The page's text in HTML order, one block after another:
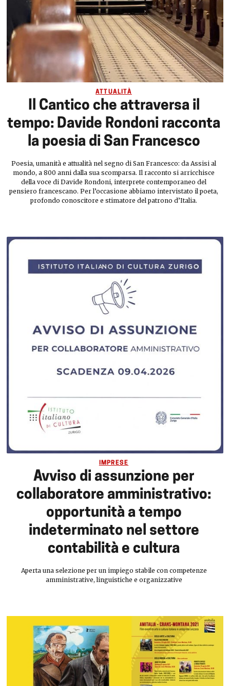
ATTUALITÀ
Il Cantico che attraversa il
tempo: Davide Rondoni racconta
la poesia di San Francesco
Poesia, umanità e attualità nel segno di San Francesco: da Assisi al
mondo, a 800 anni dalla sua scomparsa. Il racconto si arricchisce
della voce di Davide Rondoni, interprete contemporaneo del
pensiero francescano. Per l’occasione abbiamo intervistato il poeta,
profondo conoscitore e stimatore del patrono d’Italia.
IMPRESE
Avviso di assunzione per
collaboratore amministrativo:
opportunità a tempo
indeterminato nel settore
contabilità e cultura
Aperta una selezione per un impiego stabile con competenze
amministrative, linguistiche e organizzative